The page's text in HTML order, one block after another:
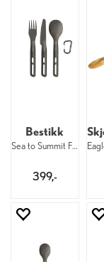
Bestikk
Sea to Summit Frontier UL Cutlery Set
399,-